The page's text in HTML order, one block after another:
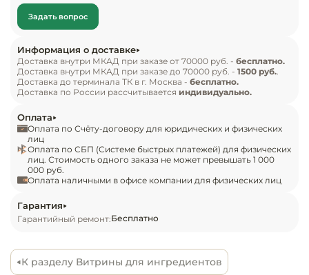
Посуда и
приборы
общепита
Линии
* гастроемкости в комплект поставки не входят
Задать вопрос
Информация о доставке
Доставка внутри МКАД при заказе от 70000 руб. - бесплатно.
Доставка внутри МКАД при заказе до 70000 руб. - 1500 руб..
Доставка до терминала ТК в г. Москва - бесплатно.
Доставка по России рассчитывается индивидуально.
Оплата
Оплата по Счёту-договору для юридических и физических
лиц
Оплата по СБП (Системе быстрых платежей) для физических
лиц. Стоимость одного заказа не может превышать 1 000
000 руб.
Оплата наличными в офисе компании для физических лиц
Гарантия
Гарантийный ремонт:Бесплатно
К разделу Витрины для ингредиентов